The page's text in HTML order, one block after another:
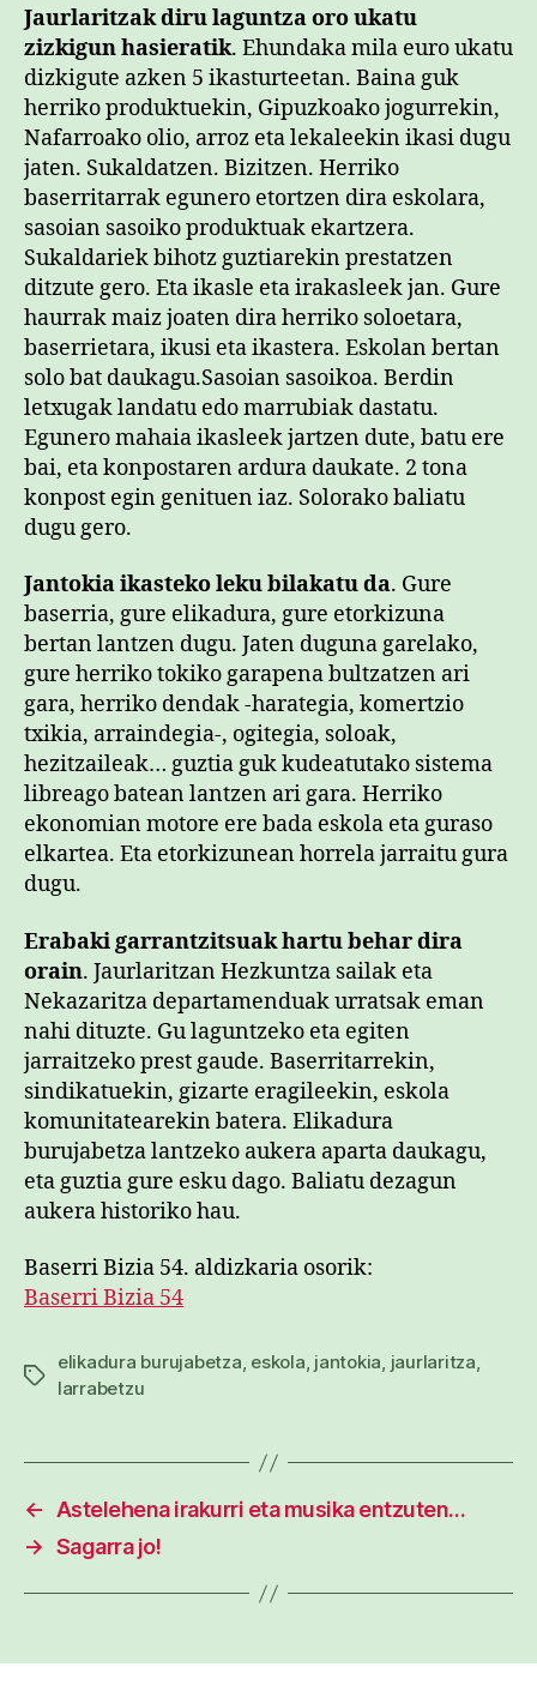
Jaurlaritzak diru laguntza oro ukatu
zizkigun hasieratik. Ehundaka mila euro ukatu
dizkigute azken 5 ikasturteetan. Baina guk
herriko produktuekin, Gipuzkoako jogurrekin,
Nafarroako olio, arroz eta lekaleekin ikasi dugu
jaten. Sukaldatzen. Bizitzen. Herriko
baserritarrak egunero etortzen dira eskolara,
sasoian sasoiko produktuak ekartzera.
Sukaldariek bihotz guztiarekin prestatzen
ditzute gero. Eta ikasle eta irakasleek jan. Gure
haurrak maiz joaten dira herriko soloetara,
baserrietara, ikusi eta ikastera. Eskolan bertan
solo bat daukagu.Sasoian sasoikoa. Berdin
letxugak landatu edo marrubiak dastatu.
Egunero mahaia ikasleek jartzen dute, batu ere
bai, eta konpostaren ardura daukate. 2 tona
konpost egin genituen iaz. Solorako baliatu
dugu gero.
Jantokia ikasteko leku bilakatu da. Gure
baserria, gure elikadura, gure etorkizuna
bertan lantzen dugu. Jaten duguna garelako,
gure herriko tokiko garapena bultzatzen ari
gara, herriko dendak -harategia, komertzio
txikia, arraindegia-, ogitegia, soloak,
hezitzaileak… guztia guk kudeatutako sistema
libreago batean lantzen ari gara. Herriko
ekonomian motore ere bada eskola eta guraso
elkartea. Eta etorkizunean horrela jarraitu gura
dugu.
Erabaki garrantzitsuak hartu behar dira
orain. Jaurlaritzan Hezkuntza sailak eta
Nekazaritza departamenduak urratsak eman
nahi dituzte. Gu laguntzeko eta egiten
jarraitzeko prest gaude. Baserritarrekin,
sindikatuekin, gizarte eragileekin, eskola
komunitatearekin batera. Elikadura
burujabetza lantzeko aukera aparta daukagu,
eta guztia gure esku dago. Baliatu dezagun
aukera historiko hau.
Baserri Bizia 54. aldizkaria osorik:
Baserri Bizia 54
Etiketak
elikadura burujabetza, eskola, jantokia, jaurlaritza,
larrabetzu
← Astelehena irakurri eta musika entzuten…
→ Sagarra jo!